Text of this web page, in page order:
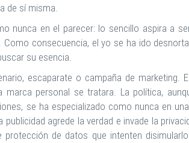
de sí misma.
nunca en el parecer: lo sencillo aspira a
consecuencia, el yo se ha ido
su esencia.
escaparate o campaña de marketing.
marca personal se tratara. La política,
se ha especializado como nunca en
publicidad agrede la verdad e invade la
protección de datos que intenten